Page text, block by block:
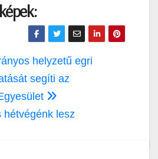
helyzetű egri
segíti az
hétvégénk lesz